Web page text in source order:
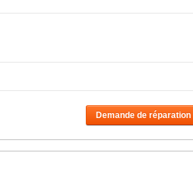
Demande de réparation